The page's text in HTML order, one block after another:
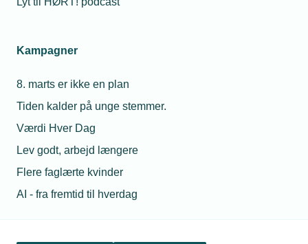
Kampagner
8. marts er ikke en plan
Tiden kalder på unge stemmer.
Værdi Hver Dag
Lev godt, arbejd længere
Flere faglærte kvinder
AI - fra fremtid til hverdag
20. september 2018
Koden knækket: 3 kroner om dagen sikrer eleverne
godt indeklima
Et enkelt regnestykke og en god portion ihærdighed har
skal sikre et godt indeklima i folkeskolerne på solskinsøen.